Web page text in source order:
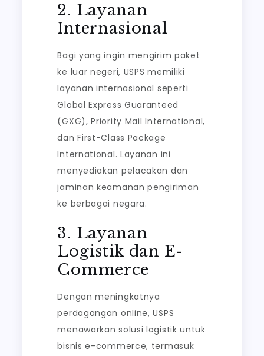
2. Layanan
Internasional
Bagi yang ingin mengirim paket
ke luar negeri, USPS memiliki
layanan internasional seperti
Global Express Guaranteed
(GXG), Priority Mail International,
dan First-Class Package
International. Layanan ini
menyediakan pelacakan dan
jaminan keamanan pengiriman
ke berbagai negara.
3. Layanan
Logistik dan E-
Commerce
Dengan meningkatnya
perdagangan online, USPS
menawarkan solusi logistik untuk
bisnis e-commerce, termasuk